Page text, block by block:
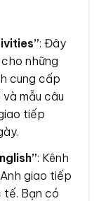
: Đây
những
cung cấp
mẫu câu
tiếp
: Kênh
giao tiếp
tế. Bạn có